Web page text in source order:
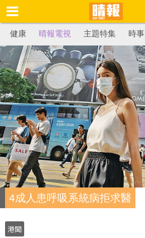
健康 晴報電視 主題特集 時事
4成人患呼吸系統病拒求醫
港聞